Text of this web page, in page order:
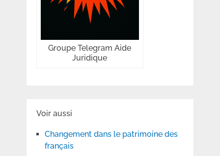
Groupe Telegram Aide
Juridique
Voir aussi
Changement dans le patrimoine des
français